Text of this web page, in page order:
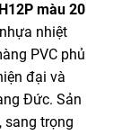
màu 20
nhiệt
PVC phủ
đại và
Đức. Sản
sang trọng